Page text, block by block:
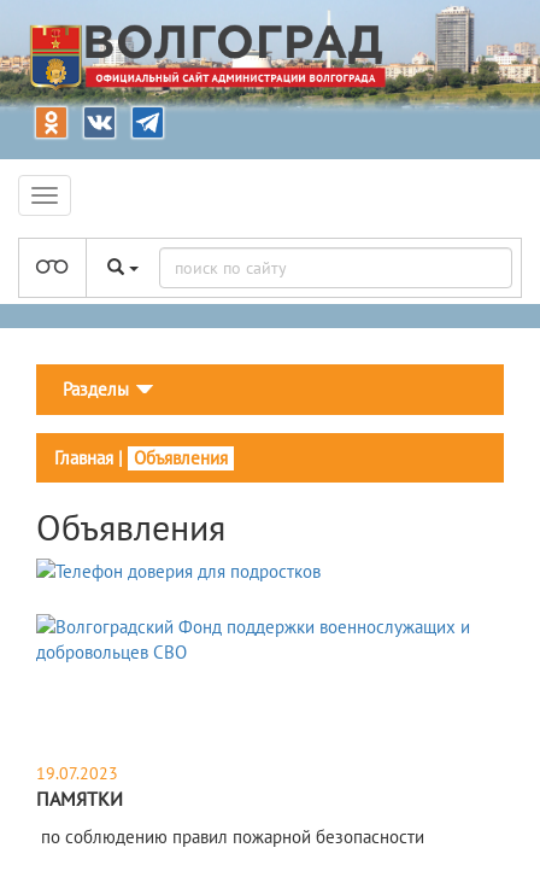
Разделы
Главная | Объявления
Объявления
19.07.2023
ПАМЯТКИ
​ по соблюдению правил пожарной безопасности